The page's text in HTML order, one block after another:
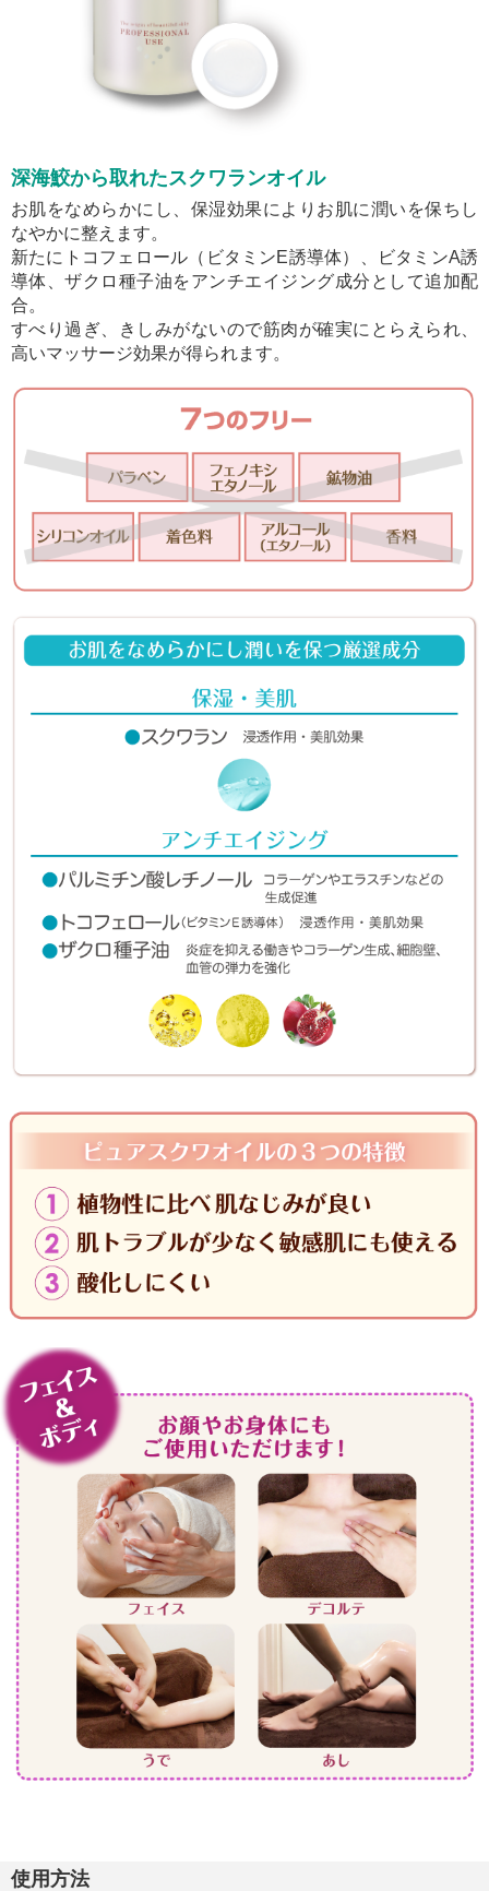
深海鮫から取れたスクワランオイル
お肌をなめらかにし、保湿効果によりお肌に潤いを保ちし
なやかに整えます。
新たにトコフェロール（ビタミンE誘導体）、ビタミンA誘
導体、ザクロ種子油をアンチエイジング成分として追加配
合。
すべり過ぎ、きしみがないので筋肉が確実にとらえられ、
高いマッサージ効果が得られます。
使用方法